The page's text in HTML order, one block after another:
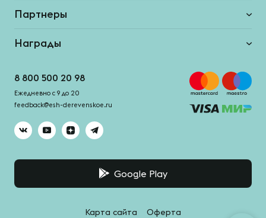
Партнеры
Награды
8 800 500 20 98
Ежедневно с 9 до 20
feedback@esh-derevenskoe.ru
Google Play
Карта сайта Оферта